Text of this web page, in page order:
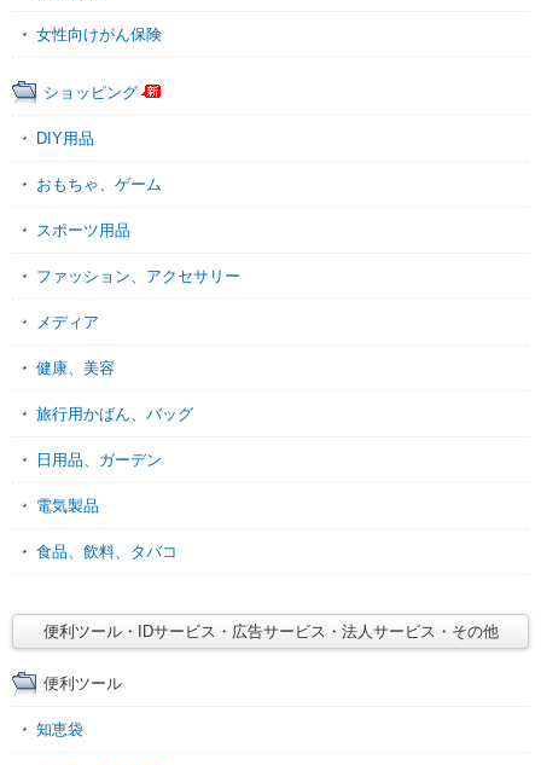
女性向けがん保険
ショッピング
DIY用品
おもちゃ、ゲーム
スポーツ用品
ファッション、アクセサリー
メディア
健康、美容
旅行用かばん、バッグ
日用品、ガーデン
電気製品
食品、飲料、タバコ
便利ツール・IDサービス・広告サービス・法人サービス・その他
便利ツール
知恵袋